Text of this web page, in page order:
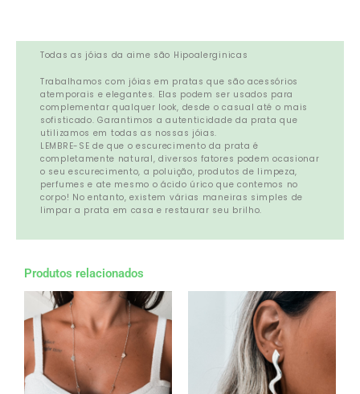
Todas as jóias da aime são Hipoalerginicas
Trabalhamos com jóias em pratas que são acessórios
atemporais e elegantes. Elas podem ser usados para
complementar qualquer look, desde o casual até o mais
sofisticado. Garantimos a autenticidade da prata que
utilizamos em todas as nossas jóias.
LEMBRE-SE de que o escurecimento da prata é
completamente natural, diversos fatores podem ocasionar
o seu escurecimento, a poluição, produtos de limpeza,
perfumes e ate mesmo o ácido úrico que contemos no
corpo! No entanto, existem várias maneiras simples de
limpar a prata em casa e restaurar seu brilho.
Produtos relacionados